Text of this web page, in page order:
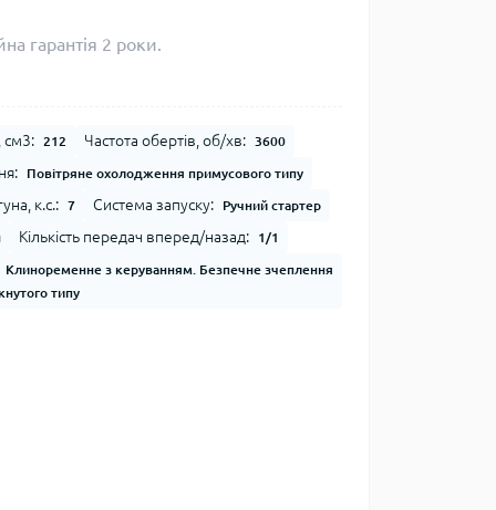
гарантія 2 роки.
см3: 212 Частота обертів, об/хв: 3600
Повітряне охолодження примусового типу
к.с.: 7 Система запуску: Ручний стартер
Кількість передач вперед/назад: 1/1
Клиноременне з керуванням. Безпечне зчеплення
типу